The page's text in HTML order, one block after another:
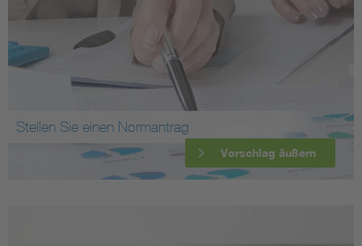
Stellen Sie einen Normantrag
Vorschlag äußern